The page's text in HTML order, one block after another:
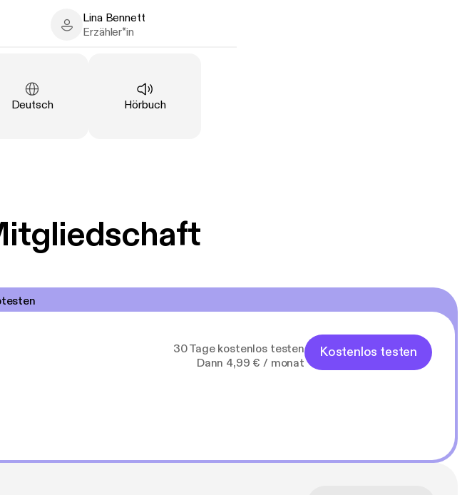
Lina Bennett - Narrator
Lina Bennett
Erzähler*in
Sprache:
Deutsch Art:
Hörbuch
30 Tage kostenlos testen
Dann 4,99 € / monat
Kostenlos testen